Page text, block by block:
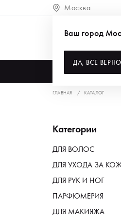
Москва
Ваш город
ДА, ВСЕ ВЕРНО
ГЛАВНАЯ КАТАЛОГ
Категории
ДЛЯ ВОЛОС
ДЛЯ УХОДА ЗА
ДЛЯ РУК И НОГ
ПАРФЮМЕРИЯ
ДЛЯ МАКИЯЖА